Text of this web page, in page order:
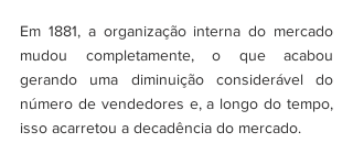
Em 1881, a organização interna do mercado
mudou completamente, o que acabou
gerando uma diminuição considerável do
número de vendedores e, a longo do tempo,
isso acarretou a decadência do mercado.